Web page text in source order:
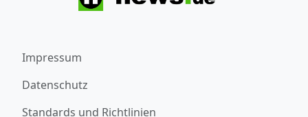
Impressum
Datenschutz
Standards und Richtlinien